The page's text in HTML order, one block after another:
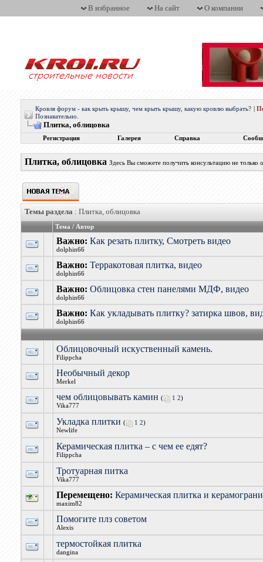
В избранное На сайт О компании
Кровля форум - как крыть крышу, чем крыть крышу, какую кровлю выбрать?
Познавательно.
Плитка, облицовка
Регистрация Галерея Справка
Плитка, облицовка Здесь Вы сможете получить консультацию не только
Темы раздела: Плитка, облицовка
Тема / Автор
Важно: Как резать плитку, Смотреть видео
dolphin66
Важно: Терракотовая плитка, видео
dolphin66
Важно: Облицовка стен панелями МДФ, видео
dolphin66
Важно: Как укладывать плитку? затирка швов,
dolphin66
Облицовочный искуственный камень.
Filippcha
Необычный декор
Merkel
чем облицовывать камин ( 1 2)
Vika777
Укладка плитки ( 1 2)
Newlife
Керамическая плитка – с чем ее едят?
Filippcha
Тротуарная питка
Vika777
Перемещено: Керамическая плитка и
maxim82
Помогите плз советом
Alexis
термостойкая плитка
dangina